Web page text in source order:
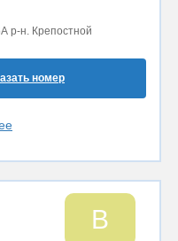
р-н. Крепостной
номер
B